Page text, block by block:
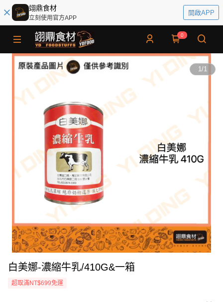
翊鼎食材
立刻使用官方APP
開啟APP
0
1/1
白美娜-濃縮牛乳/410G&一箱
超取滿NT$699免運